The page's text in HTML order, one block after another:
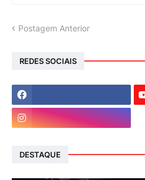
Postagem Anterior
REDES SOCIAIS
DESTAQUE